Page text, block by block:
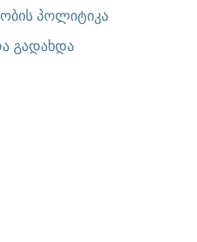
პოლიტიკა
გადახდა